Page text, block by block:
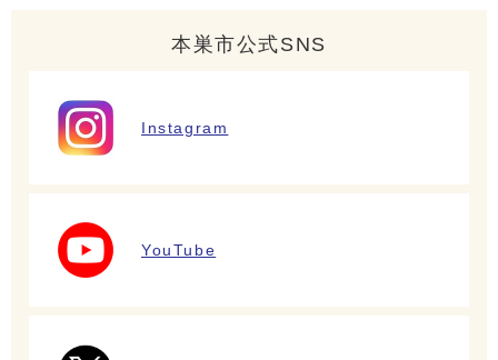
本巣市公式SNS
Instagram
YouTube